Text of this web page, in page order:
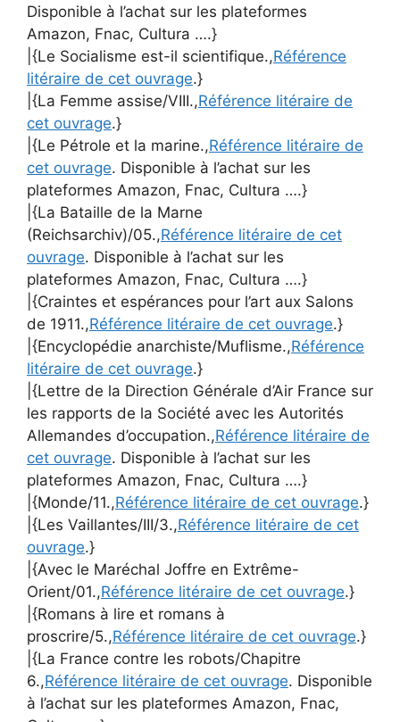
Disponible à l’achat sur les plateformes
Amazon, Fnac, Cultura ….}
|{Le Socialisme est-il scientifique.,Référence
litéraire de cet ouvrage.}
|{La Femme assise/VIII.,Référence litéraire de
cet ouvrage.}
|{Le Pétrole et la marine.,Référence litéraire de
cet ouvrage. Disponible à l’achat sur les
plateformes Amazon, Fnac, Cultura ….}
|{La Bataille de la Marne
(Reichsarchiv)/05.,Référence litéraire de cet
ouvrage. Disponible à l’achat sur les
plateformes Amazon, Fnac, Cultura ….}
|{Craintes et espérances pour l’art aux Salons
de 1911.,Référence litéraire de cet ouvrage.}
|{Encyclopédie anarchiste/Muflisme.,Référence
litéraire de cet ouvrage.}
|{Lettre de la Direction Générale d’Air France sur
les rapports de la Société avec les Autorités
Allemandes d’occupation.,Référence litéraire de
cet ouvrage. Disponible à l’achat sur les
plateformes Amazon, Fnac, Cultura ….}
|{Monde/11.,Référence litéraire de cet ouvrage.}
|{Les Vaillantes/III/3.,Référence litéraire de cet
ouvrage.}
|{Avec le Maréchal Joffre en Extrême-
Orient/01.,Référence litéraire de cet ouvrage.}
|{Romans à lire et romans à
proscrire/5.,Référence litéraire de cet ouvrage.}
|{La France contre les robots/Chapitre
6.,Référence litéraire de cet ouvrage. Disponible
à l’achat sur les plateformes Amazon, Fnac,